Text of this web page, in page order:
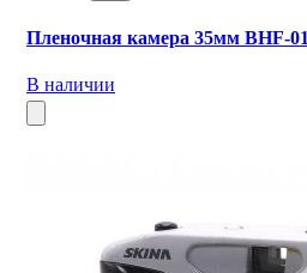
Пленочная камера 35мм BHF-
В наличии